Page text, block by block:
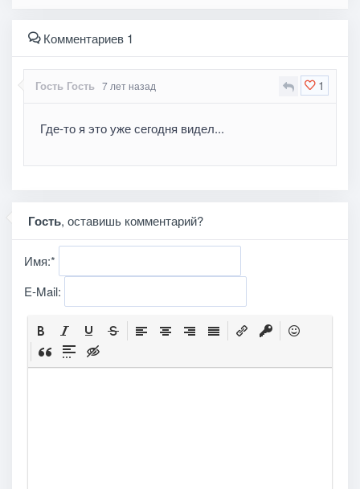
Комментариев 1
1
Гость Гость 7 лет назад
Где-то я это уже сегодня видел...
Гость, оставишь комментарий?
Имя:*
E-Mail: